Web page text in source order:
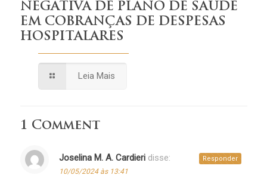
NEGATIVA DE PLANO DE SAÚDE
EM COBRANÇAS DE DESPESAS
HOSPITALARES
Leia Mais
1 Comment
Joselina M. A. Cardieri disse:
10/05/2024 às 13:41
Responder